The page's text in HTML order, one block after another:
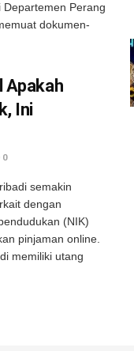
Perang
dokumen-
Apakah
Ini
0
semakin
dengan
(NIK)
pinjaman online.
memiliki utang